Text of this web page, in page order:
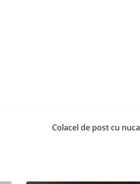
Colacel de post cu nuca